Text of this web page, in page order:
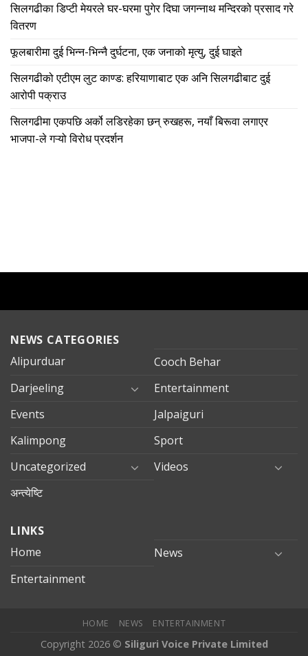
सिलगढीका डिप्टी मेयरले घर-घरमा पुगेर दिघा जगन्नाथ मन्दिरको प्रसाद गरे
वितरण
फूलबारीमा दुई भिन्न-भिन्नै दुर्घटना, एक जनाको मृत्यु, दुई घाइते
सिलगढीको एटीएम लुट काण्ड: हरियाणाबाट एक अनि सिलगढीबाट दुई
आरोपी पक्राउ
सिलगढीमा एकपछि अर्को लडिरहेका छन् रुखहरू, नयाँ बिरूवा लगाएर
भाजपा-ले गऱ्यो विरोध प्रदर्शन
NEWS CATEGORIES
Alipurduar
Cooch Behar
Darjeeling
Entertainment
Events
Jalpaiguri
Kalimpong
Sport
Uncategorized
Videos
अन्त्येष्टि
LINKS
Home
News
Entertainment
HOME NEWS ENTERTAINMENT
Copyright 2026 © Siliguri Voice Private Limited